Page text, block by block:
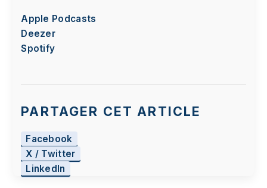
Apple Podcasts
Deezer
Spotify
PARTAGER CET ARTICLE
Facebook
X / Twitter
LinkedIn